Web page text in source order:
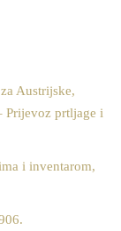
Austrijske,
Prijevoz prtljage i
i inventarom,